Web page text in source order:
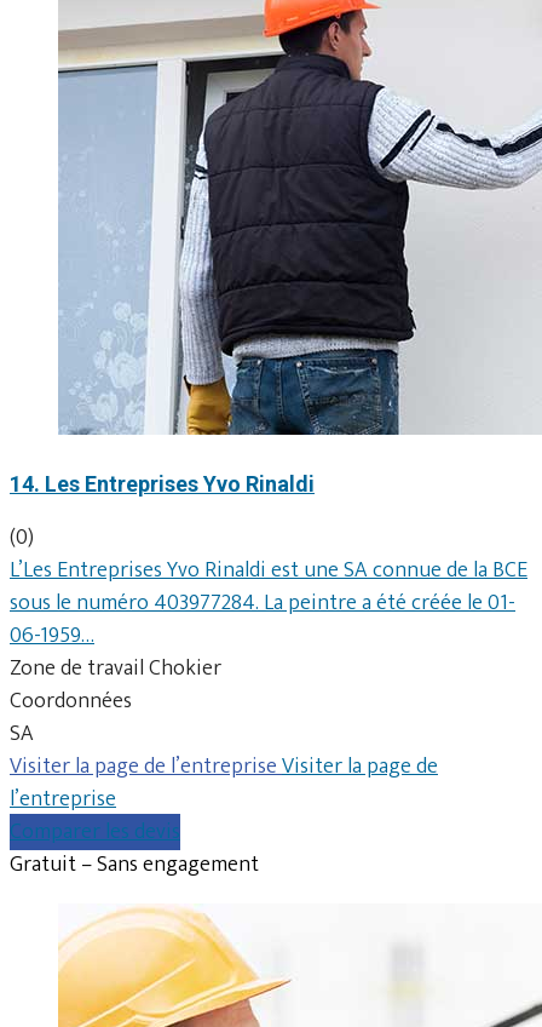
14. Les Entreprises Yvo Rinaldi
(0)
L’Les Entreprises Yvo Rinaldi est une SA connue de la BCE
sous le numéro 403977284. La peintre a été créée le 01-
06-1959…
Zone de travail Chokier
Coordonnées
SA
Visiter la page de l’entrepriseVisiter la page de
l’entreprise
Comparer les devis
Gratuit – Sans engagement